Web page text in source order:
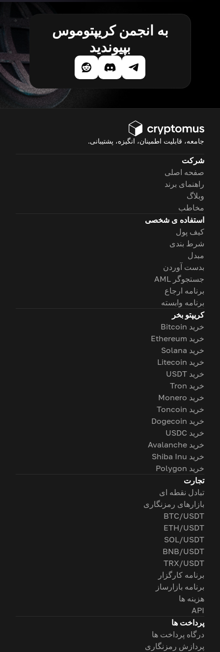
به انجمن کریپتوموس
بپیوندید
جامعه، قابلیت اطمینان، انگیزه، پشتیبانی.
شرکت
صفحه اصلی
راهنمای برند
وبلاگ
مخاطب
استفاده ی شخصی
کیف پول
شرط بندی
مبدل
بدست آوردن
جستجوگر AML
برنامه ارجاع
برنامه وابسته
کریپتو بخر
خرید Bitcoin
خرید Ethereum
خرید Solana
خرید Litecoin
خرید USDT
خرید Tron
خرید Monero
خرید Toncoin
خرید Dogecoin
خرید USDC
خرید Avalanche
خرید Shiba Inu
خرید Polygon
تجارت
تبادل نقطه ای
بازارهای رمزنگاری
BTC/USDT
ETH/USDT
SOL/USDT
BNB/USDT
TRX/USDT
برنامه کارگزار
برنامه بازارساز
هزینه ها
API
پرداخت ها
درگاه پرداخت ها
پردازش رمزنگاری